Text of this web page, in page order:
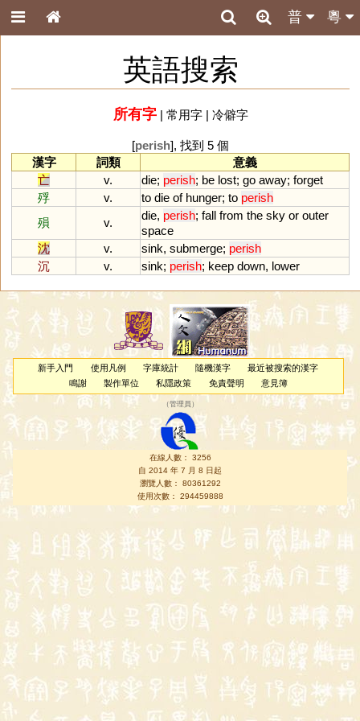
粵
普
英語搜索
所有字| 常用字| 冷僻字
[perish], 找到 5 個
漢字
詞類
意義
亡
v. die; perish; be lost; go away; forget
殍
v. to die of hunger; to perish
殞
v.
die, perish; fall from the sky or outer
space
沈
v. sink, submerge; perish
沉
v. sink; perish; keep down, lower
新手入門 使用凡例 字庫統計 隨機漢字
最近被搜索的漢字
鳴謝
製作單位 私隱政策 免責聲明 意見簿
（管理員 ）
在線人數： 3256
自 2014 年 7 月 8 日起
瀏覽人數： 80361292
使用次數： 294459888